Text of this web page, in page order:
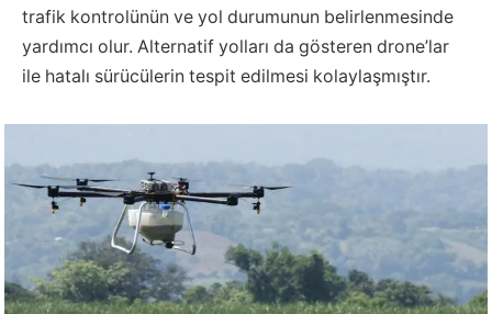
trafik kontrolünün ve yol durumunun belirlenmesinde
yardımcı olur. Alternatif yolları da gösteren drone’lar
ile hatalı sürücülerin tespit edilmesi kolaylaşmıştır.